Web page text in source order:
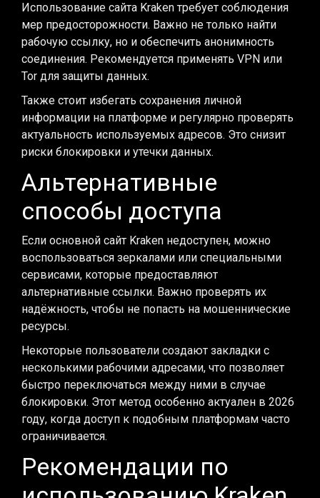
Использование сайта Kraken требует соблюдения
мер предосторожности. Важно не только найти
рабочую ссылку, но и обеспечить анонимность
соединения. Рекомендуется применять VPN или
Tor для защиты данных.
Также стоит избегать сохранения личной
информации на платформе и регулярно проверять
актуальность используемых адресов. Это снизит
риски блокировки и утечки данных.
Альтернативные
способы доступа
Если основной сайт Kraken недоступен, можно
воспользоваться зеркалами или специальными
сервисами, которые предоставляют
альтернативные ссылки. Важно проверять их
надёжность, чтобы не попасть на мошеннические
ресурсы.
Некоторые пользователи создают закладки с
несколькими рабочими адресами, что позволяет
быстро переключаться между ними в случае
блокировки. Этот метод особенно актуален в 2026
году, когда доступ к подобным платформам часто
ограничивается.
Рекомендации по